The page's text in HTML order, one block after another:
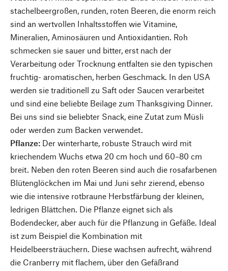
stachelbeergroßen, runden, roten Beeren, die enorm reich
sind an wertvollen Inhaltsstoffen wie Vitamine,
Mineralien, Aminosäuren und Antioxidantien. Roh
schmecken sie sauer und bitter, erst nach der
Verarbeitung oder Trocknung entfalten sie den typischen
fruchtig- aromatischen, herben Geschmack. In den USA
werden sie traditionell zu Saft oder Saucen verarbeitet
und sind eine beliebte Beilage zum Thanksgiving Dinner.
Bei uns sind sie beliebter Snack, eine Zutat zum Müsli
oder werden zum Backen verwendet.
Pflanze: Der winterharte, robuste Strauch wird mit
kriechendem Wuchs etwa 20 cm hoch und 60–80 cm
breit. Neben den roten Beeren sind auch die rosafarbenen
Blütenglöckchen im Mai und Juni sehr zierend, ebenso
wie die intensive rotbraune Herbstfärbung der kleinen,
ledrigen Blättchen. Die Pflanze eignet sich als
Bodendecker, aber auch für die Pflanzung in Gefäße. Ideal
ist zum Beispiel die Kombination mit
Heidelbeersträuchern. Diese wachsen aufrecht, während
die Cranberry mit flachem, über den Gefäßrand